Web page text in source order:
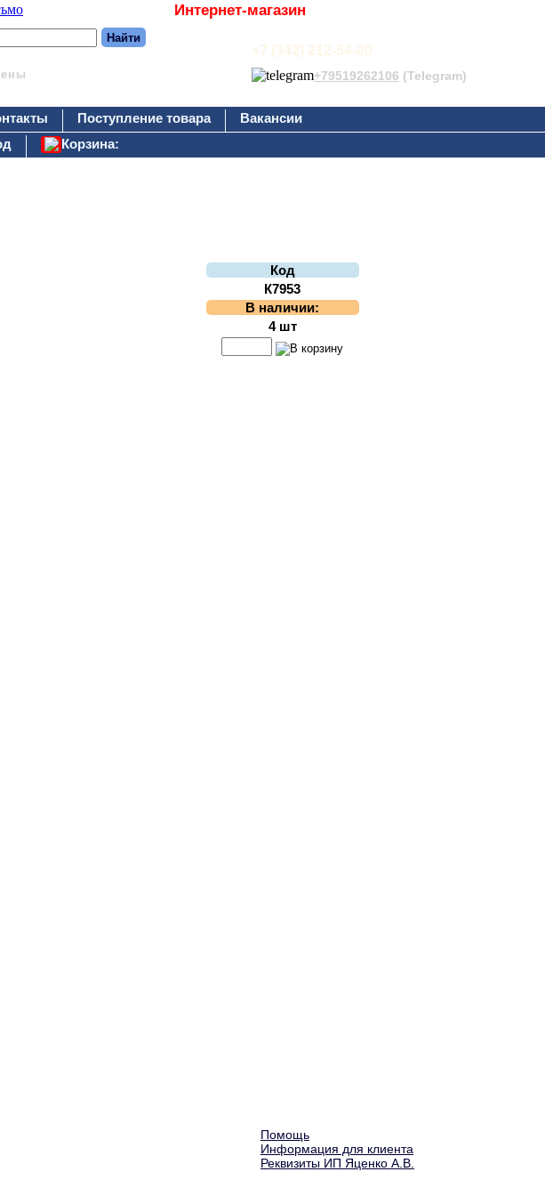
Интернет-магазин
+7 (342) 212-54-00
+79519262106 (Telegram)
Поступление товара
Вакансии
Корзина:
Код
К7953
В наличии:
4 шт
Помощь
Информация для клиента
Реквизиты ИП Яценко А.В.